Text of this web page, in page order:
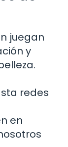
juegan
y
redes
en